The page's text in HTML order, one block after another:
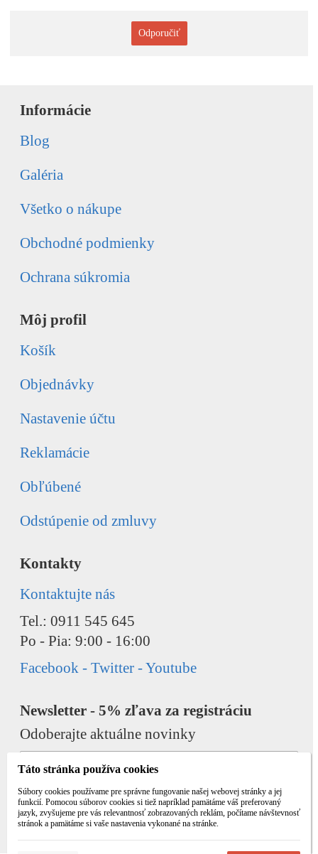
Odporučiť
Informácie
Blog
Galéria
Všetko o nákupe
Obchodné podmienky
Ochrana súkromia
Môj profil
Košík
Objednávky
Nastavenie účtu
Reklamácie
Obľúbené
Odstúpenie od zmluvy
Kontakty
Kontaktujte nás
Tel.: 0911 545 645
Po - Pia: 9:00 - 16:00
Facebook - Twitter - Youtube
Newsletter - 5% zľava za registráciu
Odoberajte aktuálne novinky
Odobrať Pridať
Táto stránka používa cookies
Súbory cookies používame pre správne fungovanie našej webovej stránky a jej
funkcií. Pomocou súborov cookies si tiež napríklad pamätáme váš preferovaný
jazyk, zvyšujeme pre vás relevantnosť zobrazovaných reklám, počítame návštevnosť
stránok a pamätáme si vaše nastavenia vykonané na stránke.